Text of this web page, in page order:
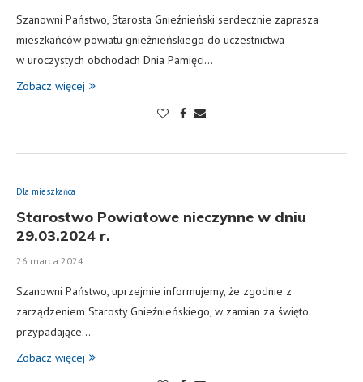
Szanowni Państwo, Starosta Gnieźnieński serdecznie zaprasza
mieszkańców powiatu gnieźnieńskiego do uczestnictwa
w uroczystych obchodach Dnia Pamięci…
Zobacz więcej
Dla mieszkańca
Starostwo Powiatowe nieczynne w dniu
29.03.2024 r.
26 marca 2024
Szanowni Państwo, uprzejmie informujemy, że zgodnie z
zarządzeniem Starosty Gnieźnieńskiego, w zamian za święto
przypadające…
Zobacz więcej